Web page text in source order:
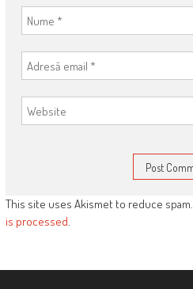
This site uses Akismet to reduce spam.
is processed.